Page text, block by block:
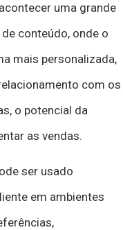
uma grande
conteúdo, onde o
mais personalizada,
com os
o potencial da
as vendas.
ser usado
em ambientes